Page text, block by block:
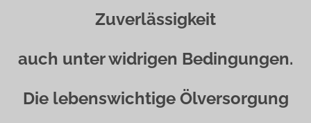
Zuverlässigkeit
auch unter widrigen Bedingungen.
Die lebenswichtige Ölversorgung